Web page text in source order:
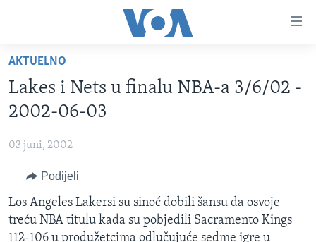
glavni
sadržaj
Pređi
na
glavnu
navigaciju
pretragu
TV PROGRAM
VIJESTI
SJEDINJENE AMERIČKE DRŽAVE
BOSNA I HERCEGOVINA
NAUKA I TEHNOLOGIJA
SPECIJALNI PROJEKTI
KORUPCIJA
AKTUELNO
Lakes i Nets u finalu NBA-a 3/6/02 -
2002-06-03
03 juni, 2002
Podijeli
Los Angeles Lakersi su sinoć dobili šansu da osvoje
treću NBA titulu kada su pobjedili Sacramento Kings
112-106 u produžetcima odlučujuće sedme igre u